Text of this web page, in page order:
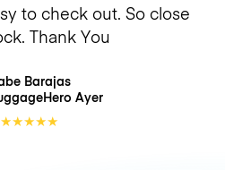
to check out. So close
Thank You
Barajas
Ayer
★★★★★